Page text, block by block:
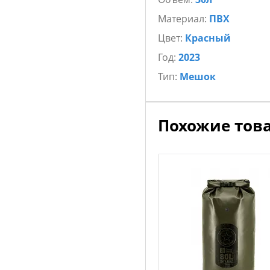
Материал: ПВХ
Цвет: Красный
Год: 2023
Тип: Мешок
Похожие